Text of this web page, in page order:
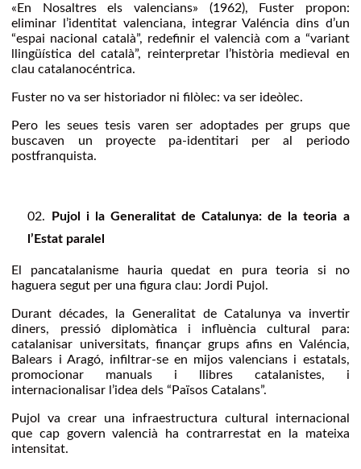
«En Nosaltres els valencians» (1962), Fuster propon:
eliminar l’identitat valenciana, integrar Valéncia dins d’un
“espai nacional català”, redefinir el valencià com a “variant
llingüística del català”, reinterpretar l’història medieval en
clau catalanocéntrica.
Fuster no va ser historiador ni filòlec: va ser ideòlec.
Pero les seues tesis varen ser adoptades per grups que
buscaven un proyecte pa-identitari per al periodo
postfranquista.
Pujol i la Generalitat de Catalunya: de la teoria a
l’Estat paralel
El pancatalanisme hauria quedat en pura teoria si no
haguera segut per una figura clau: Jordi Pujol.
Durant décades, la Generalitat de Catalunya va invertir
diners, pressió diplomàtica i influència cultural para:
catalanisar universitats, finançar grups afins en Valéncia,
Balears i Aragó, infiltrar-se en mijos valencians i estatals,
promocionar manuals i llibres catalanistes, i
internacionalisar l’idea dels “Països Catalans”.
Pujol va crear una infraestructura cultural internacional
que cap govern valencià ha contrarrestat en la mateixa
intensitat.